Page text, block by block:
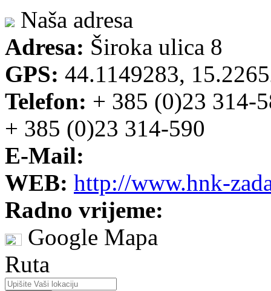
Naša adresa
Adresa: Široka ulica 8
GPS: 44.1149283,
Telefon: + 385 (0)23 314-
+ 385 (0)23 314-590
E-Mail:
WEB: http://www.hnk-
Radno vrijeme:
Google Mapa
Ruta